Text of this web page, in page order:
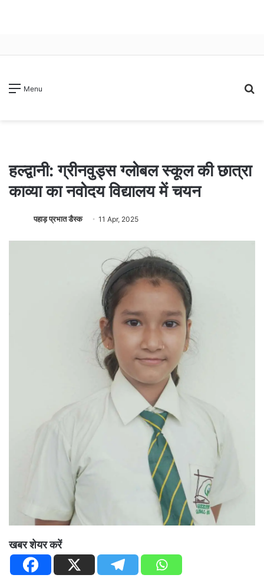
Menu
हल्द्वानी: ग्रीनवुड्स ग्लोबल स्कूल की छात्रा
काव्या का नवोदय विद्यालय में चयन
पहाड़ प्रभात डैस्क 11 Apr, 2025
खबर शेयर करें